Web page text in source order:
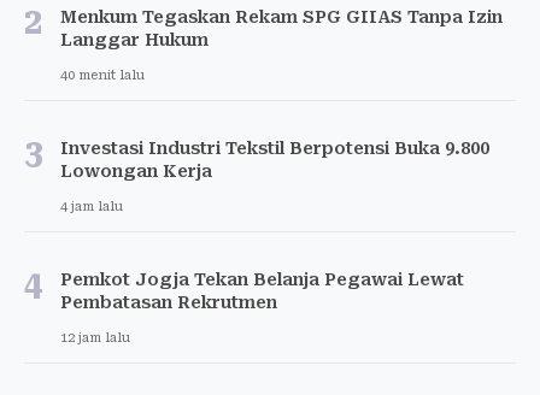
2
Menkum Tegaskan Rekam SPG GIIAS Tanpa Izin
Langgar Hukum
40 menit lalu
3
Investasi Industri Tekstil Berpotensi Buka 9.800
Lowongan Kerja
4 jam lalu
4
Pemkot Jogja Tekan Belanja Pegawai Lewat
Pembatasan Rekrutmen
12 jam lalu